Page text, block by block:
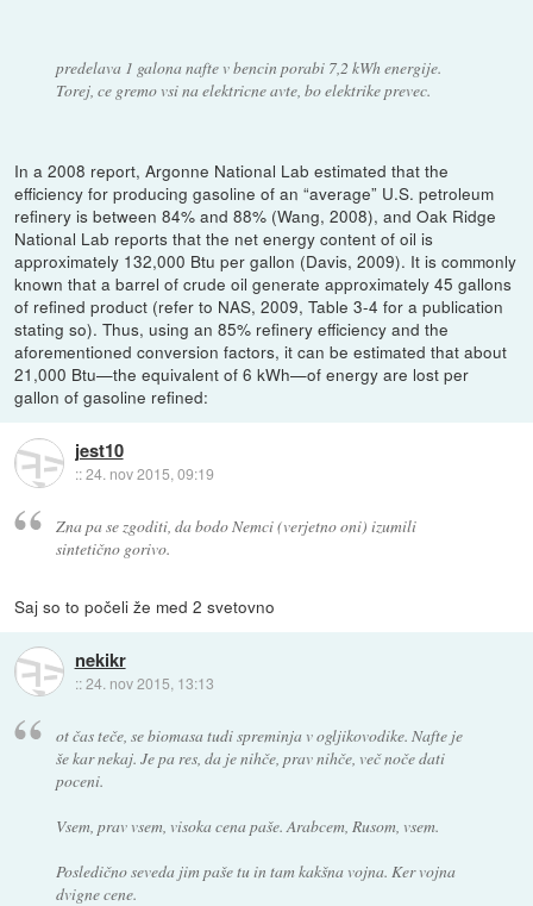
predelava 1 galona nafte v bencin porabi 7,2 kWh energije.
Torej, ce gremo vsi na elektricne avte, bo elektrike prevec.
In a 2008 report, Argonne National Lab estimated that the
efficiency for producing gasoline of an “average” U.S. petroleum
refinery is between 84% and 88% (Wang, 2008), and Oak Ridge
National Lab reports that the net energy content of oil is
approximately 132,000 Btu per gallon (Davis, 2009). It is commonly
known that a barrel of crude oil generate approximately 45 gallons
of refined product (refer to NAS, 2009, Table 3-4 for a publication
stating so). Thus, using an 85% refinery efficiency and the
aforementioned conversion factors, it can be estimated that about
21,000 Btu—the equivalent of 6 kWh—of energy are lost per
gallon of gasoline refined:
jest10
::24. nov 2015, 09:19
Zna pa se zgoditi, da bodo Nemci (verjetno oni) izumili
sintetično gorivo.
Saj so to počeli že med 2 svetovno
nekikr
::24. nov 2015, 13:13
ot čas teče, se biomasa tudi spreminja v ogljikovodike. Nafte je
še kar nekaj. Je pa res, da je nihče, prav nihče, več noče dati
poceni.
Vsem, prav vsem, visoka cena paše. Arabcem, Rusom, vsem.
Posledično seveda jim paše tu in tam kakšna vojna. Ker vojna
dvigne cene.